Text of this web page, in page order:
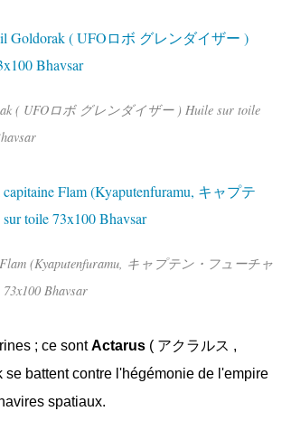
( UFOロボ グレンダイザー ) Huile sur toile
(Kyaputenfuramu, キャプテン・フューチャ
Bhavsar
; ce sontActarus ( アクラルス ,
se battent contre l'hégémonie de l'empire
spatiaux.